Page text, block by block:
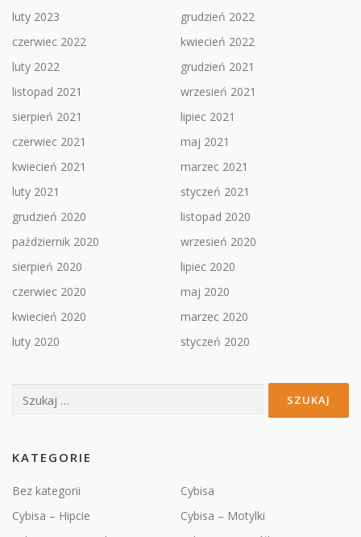
luty 2023
grudzień 2022
czerwiec 2022
kwiecień 2022
luty 2022
grudzień 2021
listopad 2021
wrzesień 2021
sierpień 2021
lipiec 2021
czerwiec 2021
maj 2021
kwiecień 2021
marzec 2021
luty 2021
styczeń 2021
grudzień 2020
listopad 2020
październik 2020
wrzesień 2020
sierpień 2020
lipiec 2020
czerwiec 2020
maj 2020
kwiecień 2020
marzec 2020
luty 2020
styczeń 2020
KATEGORIE
Bez kategorii
Cybisa
Cybisa – Hipcie
Cybisa – Motylki